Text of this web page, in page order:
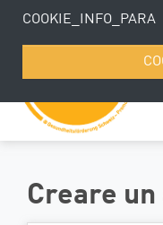
Creare un
COOKIE_INFO_PARA